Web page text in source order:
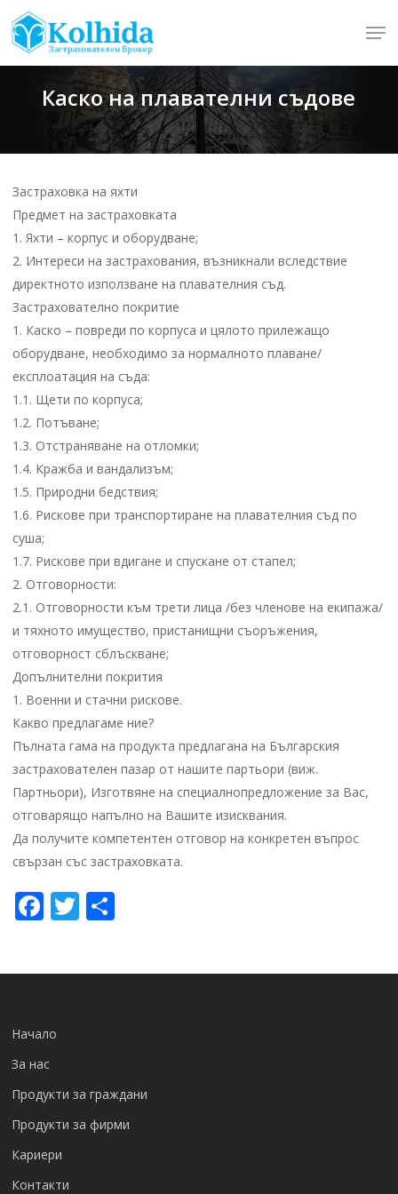
main
Каско на плавателни съдове
Застраховка на яхти
Предмет на застраховката
1. Яхти – корпус и оборудване;
2. Интереси на застрахования, възникнали вследствие
директното използване на плавателния съд.
Застрахователно покритие
1. Каско – повреди по корпуса и цялото прилежащо
оборудване, необходимо за нормалното плаване/
експлоатация на съда:
1.1. Щети по корпуса;
1.2. Потъване;
1.3. Отстраняване на отломки;
1.4. Кражба и вандализъм;
1.5. Природни бедствия;
1.6. Рискове при транспортиране на плавателния съд по
суша;
1.7. Рискове при вдигане и спускане от стапел;
2. Отговорности:
2.1. Отговорности към трети лица /без членове на екипажа/
и тяхното имущество, пристанищни съоръжения,
отговорност сблъскване;
Допълнителни покрития
1. Военни и стачни рискове.
Какво предлагаме ние?
Пълната гама на продукта предлагана на Българския
застрахователен пазар от нашите партьори (виж.
Партньори), Изготвяне на специалнопредложение за Вас,
отговарящо напълно на Вашите изисквания.
Да получите компетентен отговор на конкретен въпрос
свързан със застраховката.
Facebook
Twitter
Начало
За нас
Продукти за граждани
Продукти за фирми
Кариери
Контакти